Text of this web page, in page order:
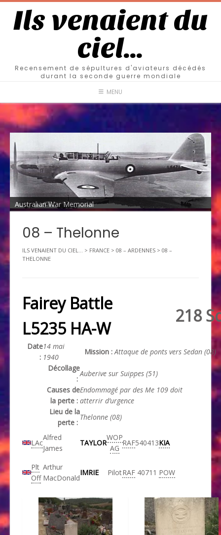
Ils venaient du
ciel…
Recensement de sépultures d'aviateurs décédés
durant la seconde guerre mondiale
MENU
Australian War Memorial
08 – Thelonne
ILS VENAIENT DU CIEL... > FRANCE > 08 – ARDENNES > 08 –
THELONNE
Fairey Battle
L5235 HA-W
218
Date
:
14 mai
1940
Mission : Attaque de ponts vers Sedan (08)
Décollage
:
Auberive sur Suippes (51)
Causes de
la perte :
Endommagé par des Me 109 doit
atterrir d’urgence
Lieu de la
perte :
Thelonne (08)
LAc
Alfred
James
TAYLOR
WOP
AG
RAF540413KIA
Plt
Off
Arthur
MacDonald
IMRIE PilotRAF 40711 POW